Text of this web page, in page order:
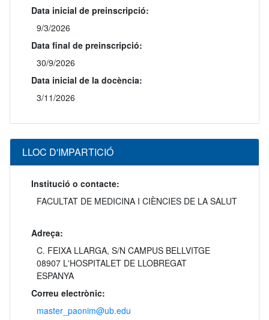
Data inicial de preinscripció:
9/3/2026
Data final de preinscripció:
30/9/2026
Data inicial de la docència:
3/11/2026
LLOC D'IMPARTICIÓ
Institució o contacte:
FACULTAT DE MEDICINA I CIÈNCIES DE LA SALUT
Adreça:
C. FEIXA LLARGA, S/N CAMPUS BELLVITGE
08907 L'HOSPITALET DE LLOBREGAT
ESPANYA
Correu electrònic:
master_paonim@ub.edu